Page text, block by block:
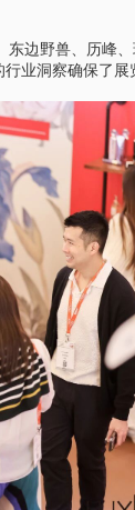
东边野兽、历峰
业洞察确保了展